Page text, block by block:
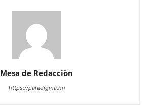
Mesa de Redacciòn
https://paradigma.hn